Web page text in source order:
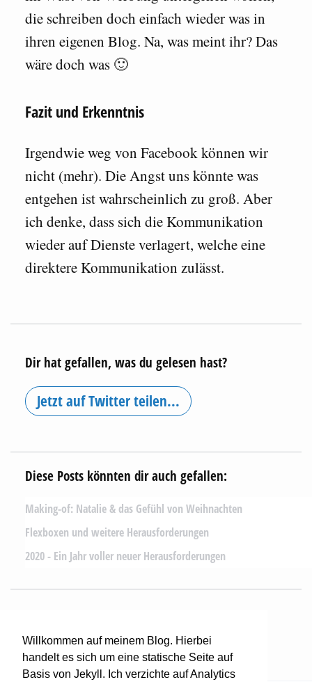
Willkommen auf meinem Blog. Hierbei
handelt es sich um eine statische Seite auf
Basis von Jekyll. Ich verzichte auf Analytics
die schreiben doch einfach wieder was in
ihren eigenen Blog. Na, was meint ihr? Das
wäre doch was 🙂
Fazit und Erkenntnis
Irgendwie weg von Facebook können wir
nicht (mehr). Die Angst uns könnte was
entgehen ist wahrscheinlich zu groß. Aber
ich denke, dass sich die Kommunikation
wieder auf Dienste verlagert, welche eine
direktere Kommunikation zulässt.
Dir hat gefallen, was du gelesen hast?
Jetzt auf Twitter teilen...
Diese Posts könnten dir auch gefallen:
Making-of: Natalie & das Gefühl von Weihnachten
Flexboxen und weitere Herausforderungen
2020 - Ein Jahr voller neuer Herausforderungen
Mehr lesen...
Ich blogge hier seit 2011.